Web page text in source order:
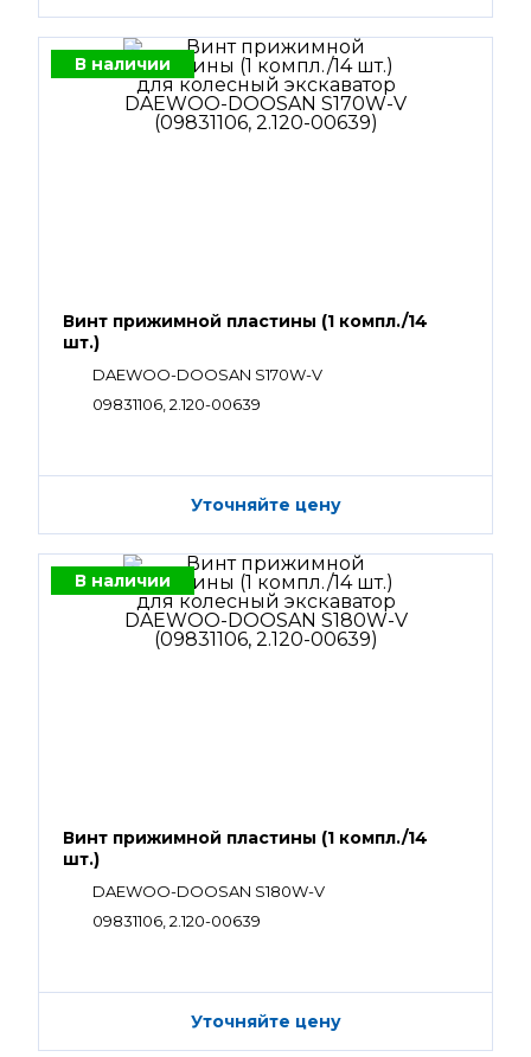
В наличии
Винт прижимной пластины (1 компл./14
шт.)
DAEWOO-DOOSAN S170W-V
09831106, 2.120-00639
Уточняйте цену
В наличии
Винт прижимной пластины (1 компл./14
шт.)
DAEWOO-DOOSAN S180W-V
09831106, 2.120-00639
Уточняйте цену